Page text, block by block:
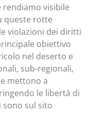
rendiamo visibile
queste rotte
violazioni dei diritti
obiettivo
nel deserto e
sub-regionali,
mettono a
le libertà di
sul sito